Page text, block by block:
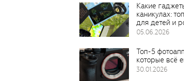
Какие
каникулах:
для детей и
05.06.2026
Топ-5
которые всё
30.01.2026